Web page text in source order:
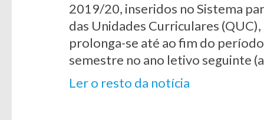
2019/20, inseridos no Sistema
das Unidades Curriculares
prolonga-se até ao fim do
semestre no ano letivo seguinte
Ler o resto da notícia